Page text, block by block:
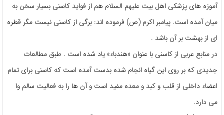
آموزه های پزشکی اهل بیت علیهم السلام هم از فواید کاسنی بسیار سخن به
میان آمده است. پیامبر اکرم (ص) فرموده اند: برگی از کاسنی نیست مگر قطره
ای از بهشت بر آن باشد .
در منابع عربی از کاسنی با عنوان «هندباء» یاد شده است . طبق مطالعات
جدیدی که بر روی این گیاه انجام شده بدست آمده است که کاسنی برای تمام
اعضاء داخلی از قلب و کبد و معده مفید است و آن ها را به فعالیت سالم وا
می دارد.